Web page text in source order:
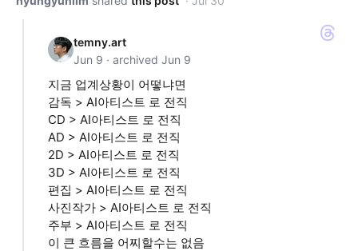
temny.art
Jun 9 · archived Jun 9
지금 업계상황이 어떻냐면
감독 > AI아티스트 로 전직
CD > AI아티스트 로 전직
AD > AI아티스트 로 전직
2D > AI아티스트 로 전직
3D > AI아티스트 로 전직
편집 > AI아티스트 로 전직
사진작가 > AI아티스트 로 전직
주부 > AI아티스트 로 전직
이 큰 흐름을 어찌할수는 없음